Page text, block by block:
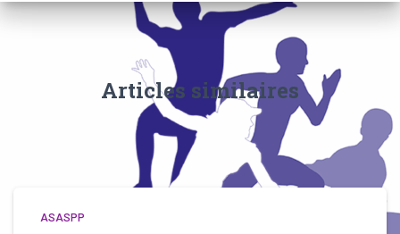
Articles similaires
ASASPP